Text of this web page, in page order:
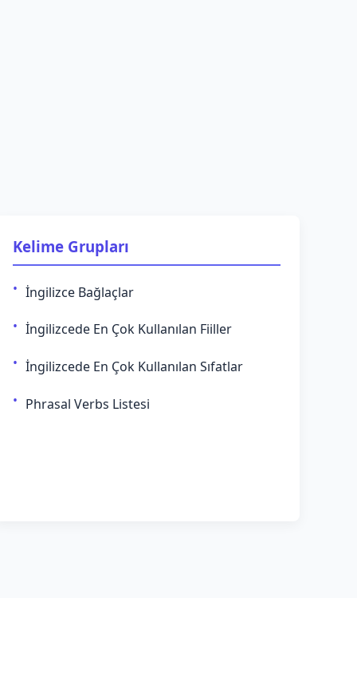
Kelime Grupları
İngilizce Bağlaçlar
İngilizcede En Çok Kullanılan Fiiller
İngilizcede En Çok Kullanılan Sıfatlar
Phrasal Verbs Listesi